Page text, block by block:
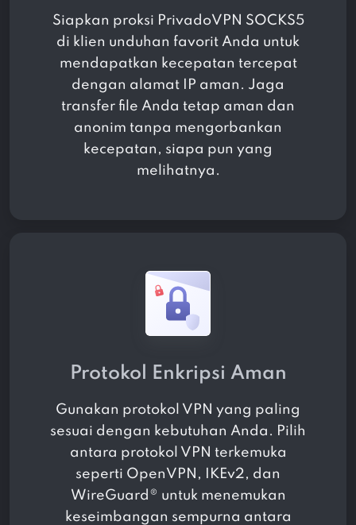
Siapkan proksi PrivadoVPN SOCKS5
di klien unduhan favorit Anda untuk
mendapatkan kecepatan tercepat
dengan alamat IP aman. Jaga
transfer file Anda tetap aman dan
anonim tanpa mengorbankan
kecepatan, siapa pun yang
melihatnya.
Protokol Enkripsi Aman
Gunakan protokol VPN yang paling
sesuai dengan kebutuhan Anda. Pilih
antara protokol VPN terkemuka
seperti OpenVPN, IKEv2, dan
WireGuard® untuk menemukan
keseimbangan sempurna antara